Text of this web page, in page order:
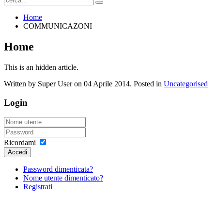
Home
COMMUNICAZONI
Home
This is an hidden article.
Written by Super User on 04 Aprile 2014. Posted in Uncategorised
Login
Ricordami
Accedi
Password dimenticata?
Nome utente dimenticato?
Registrati